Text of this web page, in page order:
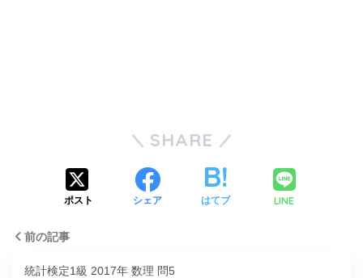
SHARE
ポスト シェア はてブ LINE
前の記事
統計検定1級 2017年 数理 問5